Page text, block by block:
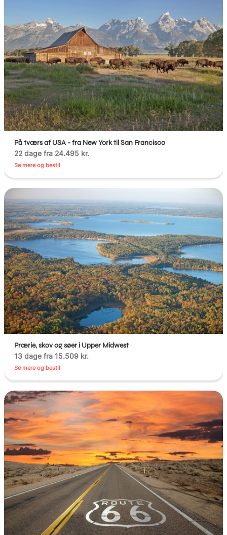
På tværs af USA - fra New York til San Francisco
22 dage fra 24.495 kr.
Se mere og bestil
Prærie, skov og søer i Upper Midwest
13 dage fra 15.509 kr.
Se mere og bestil